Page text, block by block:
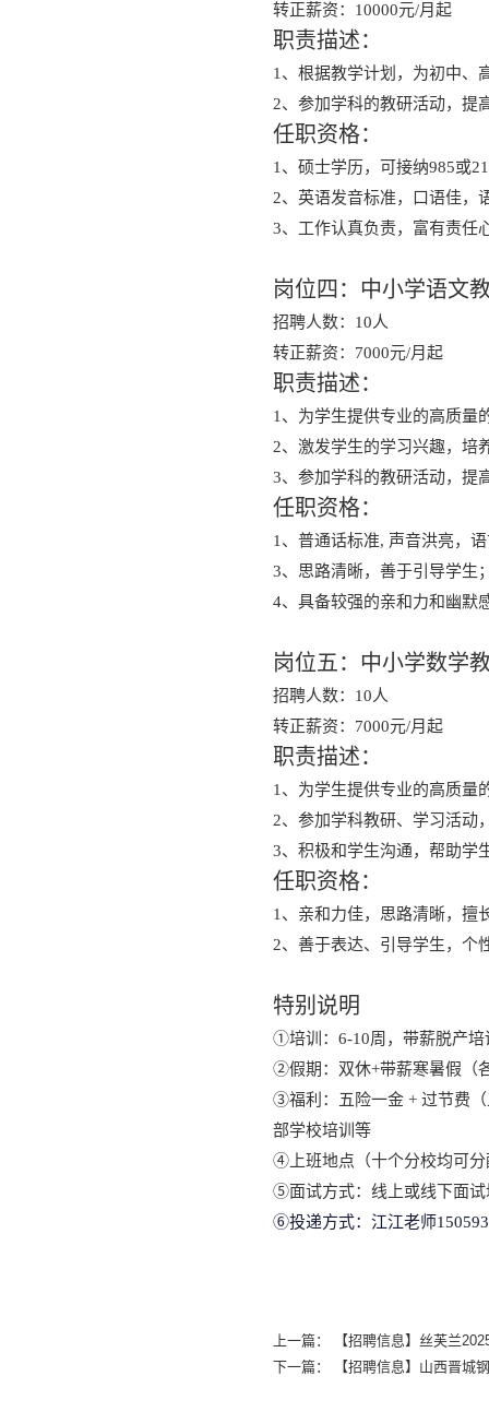
转正薪资：10000元/月起
职责描述：
1、根据教学计划，为初中、
2、参加学科的教研活动，提
任职资格：
1、 硕士学历，可接纳985或
2、英语发音标准，口语佳，
3、工作认真负责，富有责任
岗位四：中小学语文
招聘人数：10人
转正薪资：7000元/月起
职责描述：
1、为学生提供专业的高质量
2、激发学生的学习兴趣，培
3、参加学科的教研活动，提
任职资格：
1、 普通话标准, 声音洪亮，
3、思路清晰，善于引导学生
4、具备较强的亲和力和幽默
岗位五：中小学数学
招聘人数：10人
转正薪资：7000元/月起
职责描述：
1、为学生提供专业的高质量
2、参加学科教研、学习活动
3、积极和学生沟通，帮助学
任职资格：
1、亲和力佳，思路清晰，擅
2、善于表达、引导学生，个
特别说明
①培训：6-10周，带薪脱产培
②假期： 双休+带薪寒暑假（
③福利：五险一金 + 过节费
部学校培训等
④上班地点（十个分校均可分
⑤面试方式：线上或线下面试
⑥投递方式： 江江老师
上一篇：
【招聘信息】丝芙兰
下一篇：
【招聘信息】山西晋城